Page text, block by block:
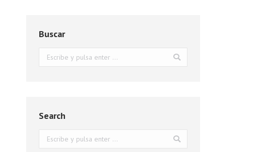
Buscar
Buscar:
Search
Buscar: